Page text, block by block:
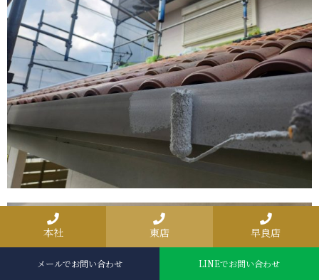
本社 東店 早良店
メールでお問い合わせ LINEでお問い合わせ